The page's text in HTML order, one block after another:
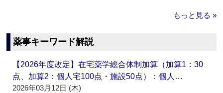
もっと見る »
薬事キーワード解説
【2026年度改定】在宅薬学総合体制加算（加算1：30
点、加算2：個人宅100点・施設50点）：個人…
2026年03月12日 (木)